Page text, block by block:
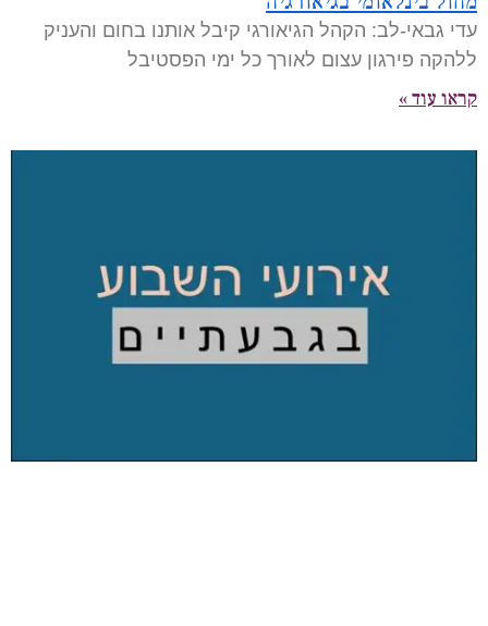
עדי גבאי-לב: הקהל הגיאורגי קיבל אותנו בחום והעניק
ללהקה פירגון עצום לאורך כל ימי הפסטיבל
קראו עוד »